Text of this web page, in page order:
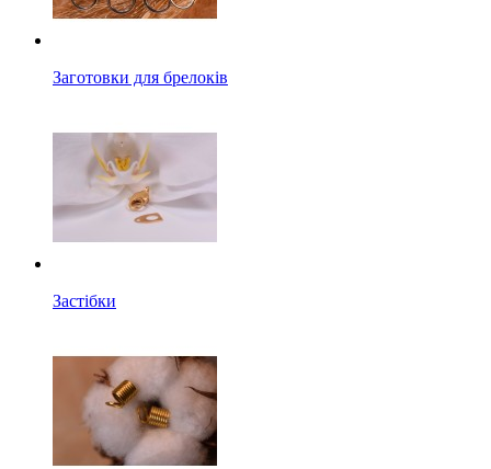
Заготовки для брелоків
Застібки